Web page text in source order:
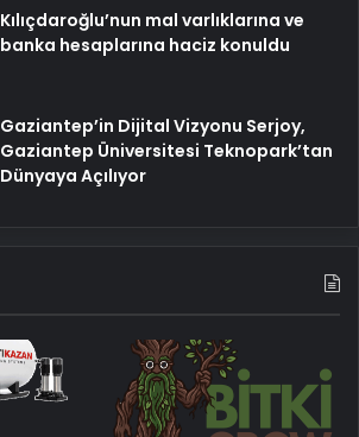
Kılıçdaroğlu’nun mal varlıklarına ve
banka hesaplarına haciz konuldu
Gaziantep’in Dijital Vizyonu Serjoy,
Gaziantep Üniversitesi Teknopark’tan
Dünyaya Açılıyor